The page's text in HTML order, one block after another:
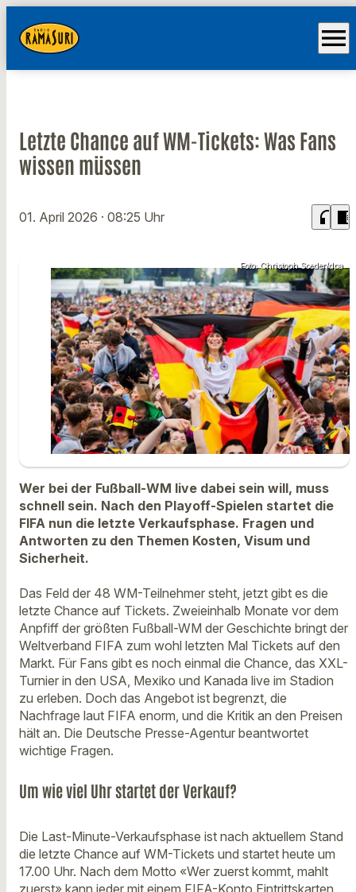
menu
Letzte Chance auf WM-Tickets: Was Fans
wissen müssen
01. April 2026 · 08:25 Uhr headphones chrome_reader_mode
Foto: Christoph Soeder/dpa
Wer bei der Fußball-WM live dabei sein will, muss
schnell sein. Nach den Playoff-Spielen startet die
FIFA nun die letzte Verkaufsphase. Fragen und
Antworten zu den Themen Kosten, Visum und
Sicherheit.
Das Feld der 48 WM-Teilnehmer steht, jetzt gibt es die
letzte Chance auf Tickets. Zweieinhalb Monate vor dem
Anpfiff der größten Fußball-WM der Geschichte bringt der
Weltverband FIFA zum wohl letzten Mal Tickets auf den
Markt. Für Fans gibt es noch einmal die Chance, das XXL-
Turnier in den USA, Mexiko und Kanada live im Stadion
zu erleben. Doch das Angebot ist begrenzt, die
Nachfrage laut FIFA enorm, und die Kritik an den Preisen
hält an. Die Deutsche Presse-Agentur beantwortet
wichtige Fragen.
Um wie viel Uhr startet der Verkauf?
Die Last-Minute-Verkaufsphase ist nach aktuellem Stand
die letzte Chance auf WM-Tickets und startet heute um
17.00 Uhr. Nach dem Motto «Wer zuerst kommt, mahlt
zuerst» kann jeder mit einem FIFA-Konto Eintrittskarten